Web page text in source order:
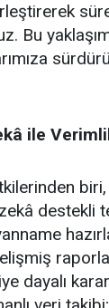
Bu
ile
destekli
dayalı